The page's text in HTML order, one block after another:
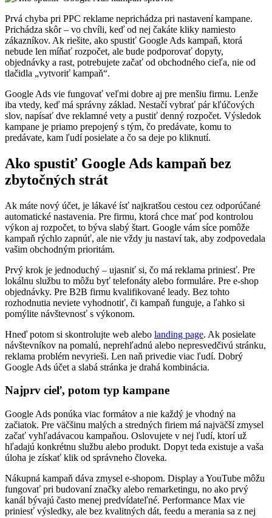
Prvá chyba pri PPC reklame neprichádza pri nastavení kampane.
Prichádza skôr – vo chvíli, keď od nej čakáte kliky namiesto
zákazníkov. Ak riešite, ako spustiť Google Ads kampaň, ktorá
nebude len míňať rozpočet, ale bude podporovať dopyty,
objednávky a rast, potrebujete začať od obchodného cieľa, nie od
tlačidla „vytvoriť kampaň“.
Google Ads vie fungovať veľmi dobre aj pre menšiu firmu. Lenže
iba vtedy, keď má správny základ. Nestačí vybrať pár kľúčových
slov, napísať dve reklamné vety a pustiť denný rozpočet. Výsledok
kampane je priamo prepojený s tým, čo predávate, komu to
predávate, kam ľudí posielate a čo sa deje po kliknutí.
Ako spustiť Google Ads kampaň bez
zbytočných strát
Ak máte nový účet, je lákavé ísť najkratšou cestou cez odporúčané
automatické nastavenia. Pre firmu, ktorá chce mať pod kontrolou
výkon aj rozpočet, to býva slabý štart. Google vám síce pomôže
kampaň rýchlo zapnúť, ale nie vždy ju nastaví tak, aby zodpovedala
vašim obchodným prioritám.
Prvý krok je jednoduchý – ujasniť si, čo má reklama priniesť. Pre
lokálnu službu to môžu byť telefonáty alebo formuláre. Pre e-shop
objednávky. Pre B2B firmu kvalifikované leady. Bez tohto
rozhodnutia neviete vyhodnotiť, či kampaň funguje, a ľahko si
pomýlite návštevnosť s výkonom.
Hneď potom si skontrolujte web alebo landing page. Ak posielate
návštevníkov na pomalú, neprehľadnú alebo nepresvedčivú stránku,
reklama problém nevyrieši. Len naň privedie viac ľudí. Dobrý
Google Ads účet a slabá stránka je drahá kombinácia.
Najprv cieľ, potom typ kampane
Google Ads ponúka viac formátov a nie každý je vhodný na
začiatok. Pre väčšinu malých a stredných firiem má najväčší zmysel
začať vyhľadávacou kampaňou. Oslovujete v nej ľudí, ktorí už
hľadajú konkrétnu službu alebo produkt. Dopyt teda existuje a vaša
úloha je získať klik od správneho človeka.
Nákupná kampaň dáva zmysel e-shopom. Display a YouTube môžu
fungovať pri budovaní značky alebo remarketingu, no ako prvý
kanál bývajú často menej predvídateľné. Performance Max vie
priniesť výsledky, ale bez kvalitných dát, feedu a merania sa z nej